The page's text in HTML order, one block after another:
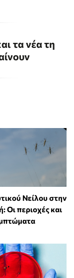
τα νέα τη
Νείλου στην
Οι περιοχές και